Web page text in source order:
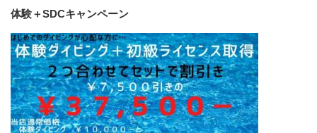
体験＋SDCキャンペーン